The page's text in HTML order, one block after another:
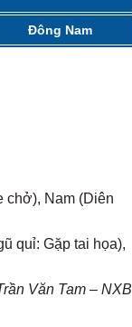
Đông Nam
chở), Nam (Diên
quỉ: Gặp tai họa),
Văn Tam – NXB